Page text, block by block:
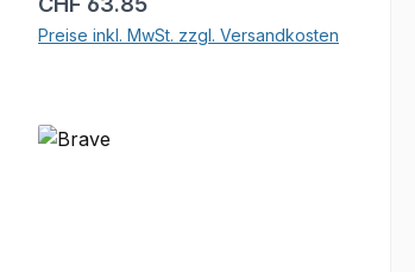
Preise inkl. MwSt. zzgl. Versandkosten